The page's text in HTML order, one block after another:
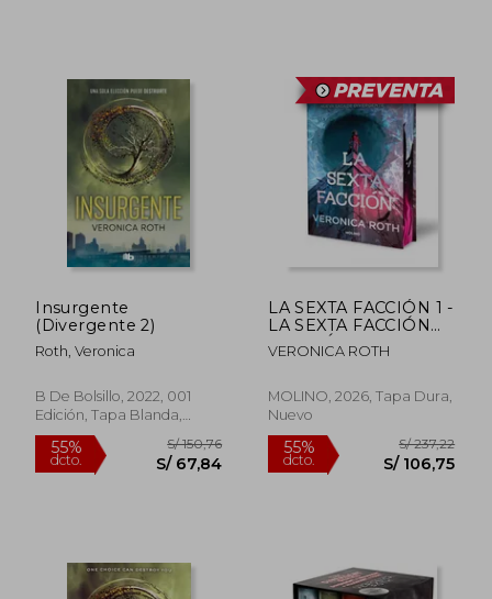
40%
dcto.
46%
dcto.
Insurgente
(Divergente 2)
Roth, Veronica
B De Bolsillo, 2022, 001
Edición, Tapa Blanda,
Nuevo
LA SEXTA FACCIÓN 1 -
LA SEXTA FACCIÓN
(EDICIÓN ESPECIAL
LIMITADA CON
VERONICA ROTH
MOLINO, 2026, Tapa Dura,
Nuevo